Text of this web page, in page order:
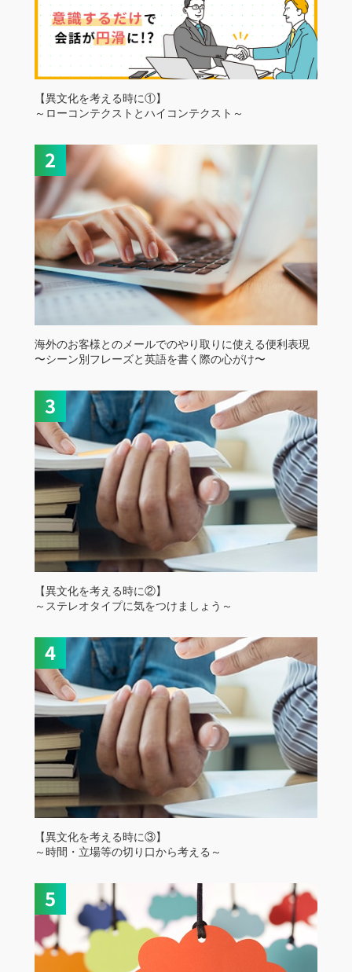
【異文化を考える時に①】
～ローコンテクストとハイコンテクスト～
海外のお客様とのメールでのやり取りに使える便利表現
〜シーン別フレーズと英語を書く際の心がけ〜
【異文化を考える時に②】
～ステレオタイプに気をつけましょう～
【異文化を考える時に③】
～時間・立場等の切り口から考える～